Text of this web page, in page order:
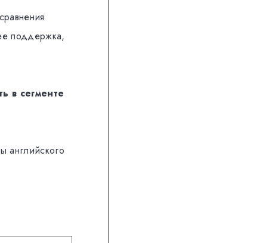
поддержка,
в сегменте
английского